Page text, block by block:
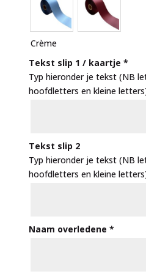
Crème
Tekst slip 1 / kaartje *
Typ hieronder je tekst (NB
hoofdletters en kleine
Tekst slip 2
Typ hieronder je tekst (NB
hoofdletters en kleine
Naam overledene *